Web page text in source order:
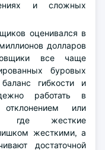
и сложных
оценивался в
долларов
все чаще
буровых
гибкости и
работать в
или
где жесткие
жесткими, а
достаточной